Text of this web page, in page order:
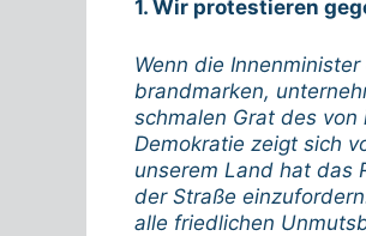
1. Wir protestieren
Wenn die
brandmarken,
schmalen Grat des
Demokratie zeigt sich
unserem Land hat das
der Straße
alle friedlichen